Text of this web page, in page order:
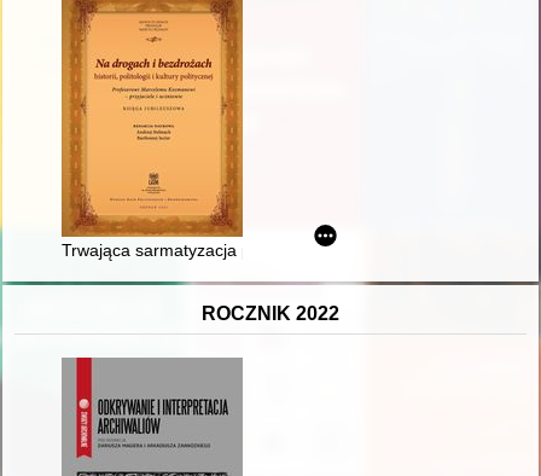
Trwająca sarmatyzacja polskich jezuitów
ROCZNIK 2022